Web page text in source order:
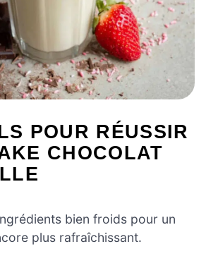
POUR RÉUSSIR
CHOCOLAT
bien froids pour un
plus rafraîchissant.